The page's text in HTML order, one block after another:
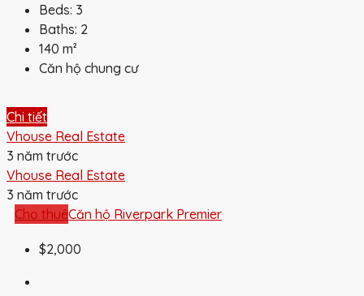
Beds: 3
Baths: 2
140 m²
Căn hộ chung cư
Chi tiết
Vhouse Real Estate
3 năm trước
Vhouse Real Estate
3 năm trước
Cho thuêCăn hộ Riverpark Premier
$2,000